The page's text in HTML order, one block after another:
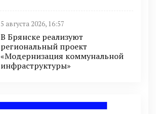
5 августа 2026, 16:57
В Брянске реализуют
региональный проект
«Модернизация коммунальной
инфраструктуры»